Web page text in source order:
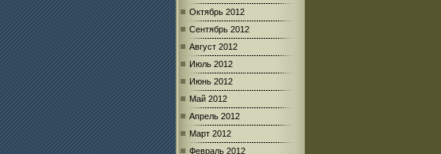
Октябрь 2012
Сентябрь 2012
Август 2012
Июль 2012
Июнь 2012
Май 2012
Апрель 2012
Март 2012
Февраль 2012